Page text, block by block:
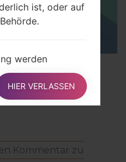
for LG!
Kommentar zu
ist, oder auf
werden
gelöscht. Das
Recht auf
Berichtigung
erfüllt werden.
HIER VERLASSEN